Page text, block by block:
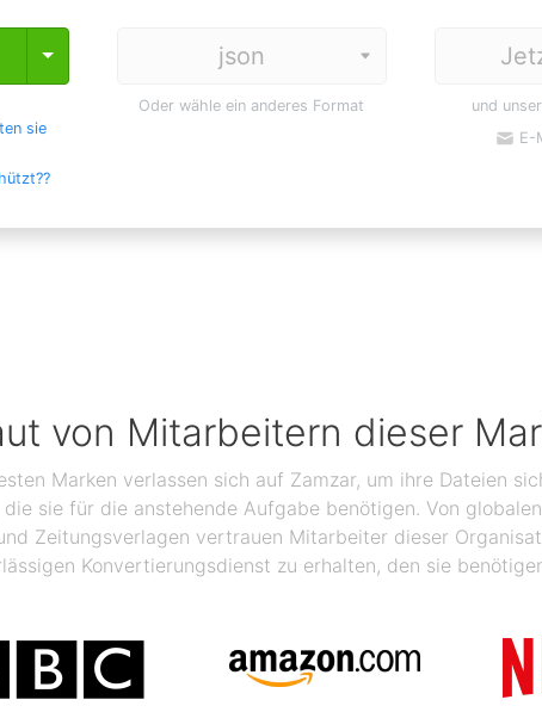
Toggle Dropdown
sie
Oder wähle ein anderes Format und
E-
von Mitarbeitern dieser
Marken verlassen sich auf Zamzar, um ihre Dateien
sie für die anstehende Aufgabe benötigen. Von
Zeitungsverlagen vertrauen Mitarbeiter dieser
Konvertierungsdienst zu erhalten, den sie